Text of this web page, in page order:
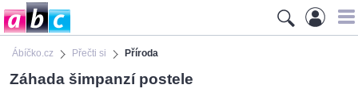
Ábíčko.cz Přečti si Příroda
Záhada šimpanzí postele